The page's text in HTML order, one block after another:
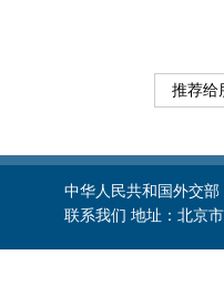
推荐给
中华人民共和国外交
联系我们 地址：北京